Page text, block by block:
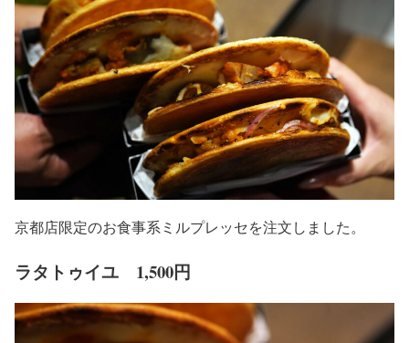
京都店限定のお食事系ミルプレッセを注文しました。
ラタトゥイユ 1,500円